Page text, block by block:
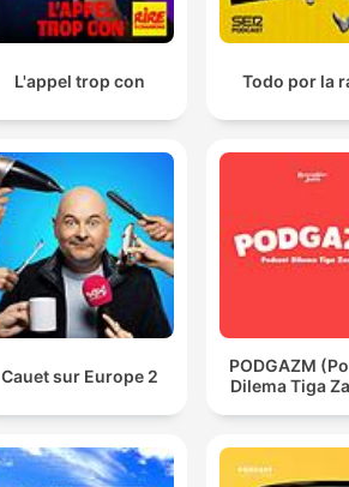
L'appel trop con Todo por la
Cauet sur Europe 2
PODGAZM
Dilema Tiga